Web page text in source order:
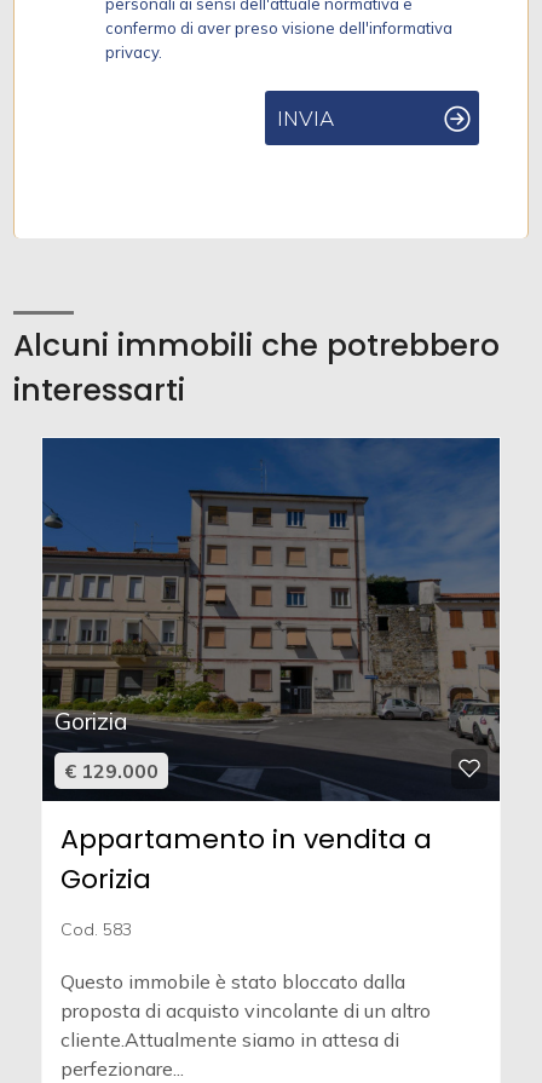
personali ai sensi dell'attuale normativa e
confermo di aver preso visione dell'informativa
privacy.
INVIA
Alcuni immobili che potrebbero
interessarti
Gorizia
€ 129.000
Appartamento in vendita a
Gorizia
Cod. 583
Questo immobile è stato bloccato dalla
proposta di acquisto vincolante di un altro
cliente.Attualmente siamo in attesa di
perfezionare...